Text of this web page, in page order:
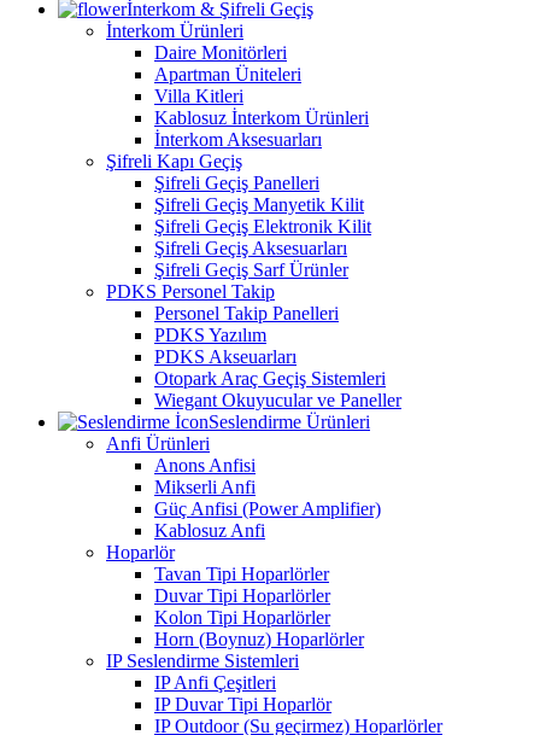
İnterkom & Şifreli Geçiş
İnterkom Ürünleri
Daire Monitörleri
Apartman Üniteleri
Villa Kitleri
Kablosuz İnterkom Ürünleri
İnterkom Aksesuarları
Şifreli Kapı Geçiş
Şifreli Geçiş Panelleri
Şifreli Geçiş Manyetik Kilit
Şifreli Geçiş Elektronik Kilit
Şifreli Geçiş Aksesuarları
Şifreli Geçiş Sarf Ürünler
PDKS Personel Takip
Personel Takip Panelleri
PDKS Yazılım
PDKS Akseuarları
Otopark Araç Geçiş Sistemleri
Wiegant Okuyucular ve Paneller
Seslendirme Ürünleri
Anfi Ürünleri
Anons Anfisi
Mikserli Anfi
Güç Anfisi (Power Amplifier)
Kablosuz Anfi
Hoparlör
Tavan Tipi Hoparlörler
Duvar Tipi Hoparlörler
Kolon Tipi Hoparlörler
Horn (Boynuz) Hoparlörler
IP Seslendirme Sistemleri
IP Anfi Çeşitleri
IP Duvar Tipi Hoparlör
IP Outdoor (Su geçirmez) Hoparlörler